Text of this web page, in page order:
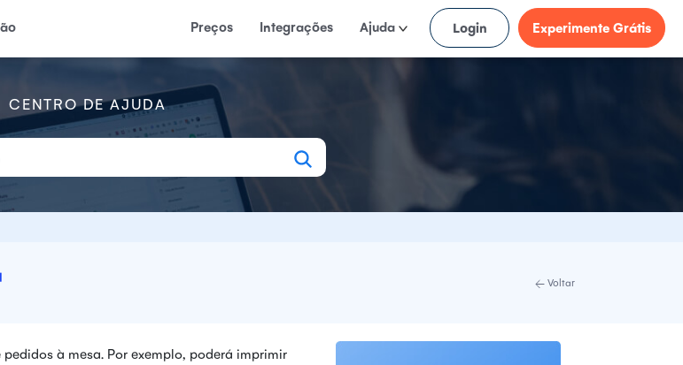
Preços Integrações Ajuda Login Experimente Grátis
CENTRO DE AJUDA
Voltar
à mesa. Por exemplo, poderá imprimir